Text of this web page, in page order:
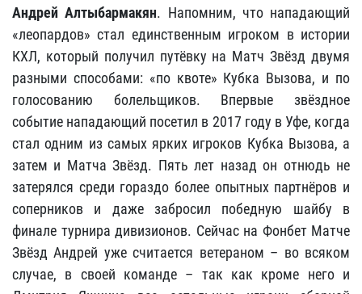
Андрей Алтыбармакян. Напомним, что нападающий
«леопардов» стал единственным игроком в истории
КХЛ, который получил путёвку на Матч Звёзд двумя
разными способами: «по квоте» Кубка Вызова, и по
голосованию болельщиков. Впервые звёздное
событие нападающий посетил в 2017 году в Уфе, когда
стал одним из самых ярких игроков Кубка Вызова, а
затем и Матча Звёзд. Пять лет назад он отнюдь не
затерялся среди гораздо более опытных партнёров и
соперников и даже забросил победную шайбу в
финале турнира дивизионов. Сейчас на Фонбет Матче
Звёзд Андрей уже считается ветераном – во всяком
случае, в своей команде – так как кроме него и